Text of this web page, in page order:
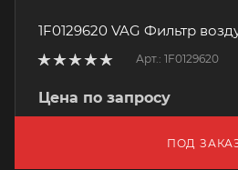
1F0129620 VAG Фильтр
Арт.: 1F0129620
Цена по запросу
ПОД